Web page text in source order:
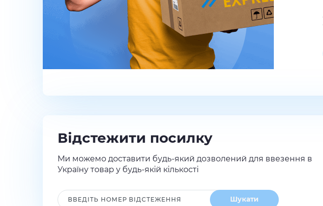
Відстежити посилку
Ми можемо доставити будь-який дозволений для ввезення в
Україну товар у будь-якій кількості
Шукати